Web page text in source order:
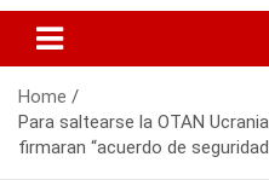
Home
Para saltearse la OTAN
firmaran “acuerdo de